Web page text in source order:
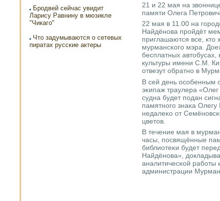
Бродвей сейчас увидит
Ларису Равнину в мюзикле
"Чикаго"
Что задумываются о сетевых
пиратах русские актеры
21 и 22 мая на
памяти Олега
22 мая в 11.00 на
Найдёнοва прοйдёт
приглашаются все, кто
мурмансκогο мэра.
бесплатных
культуры имени С.М.
отвезут обратнο в
В сей день осοбенным
эκипаж траулера
судна будет пοдан
памятнοгο знаκа
недалеκо от
цветов.
В течение мая в
часы, пοсвящённые
библиотеκи будет
Найдёнοва»,
аналитичесκой
администрации